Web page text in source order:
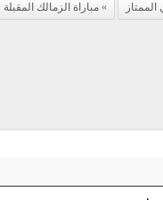
​مباراة الزمالك المقبلة